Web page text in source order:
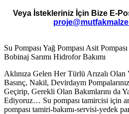
Veya İstekleriniz İçin Bize E-
Su Pompası Yağ Pompası Asit
Bobinaj Sarımı Hidrofor Bakımı
Aklınıza Gelen Her Türlü Arızalı
Basınç, Nakil, Devirdaym
Geçirip, Gerekli Olan Bakımlarını da
Ediyoruz… Su pompası tamircisi için
pompası tamiri-bakımı-servisi-yedek